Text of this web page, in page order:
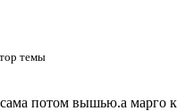
темы
потом вышью.а марго